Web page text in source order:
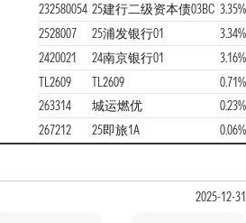
232580054 25建行二级资本债03BC 3.35%
2528007
25浦发银行01
3.34%
2420021
24南京银行01
3.16%
TL2609
TL2609
0.71%
263314
城运燃优
0.23%
267212
25即旅1A 0.06%
2025-12-31